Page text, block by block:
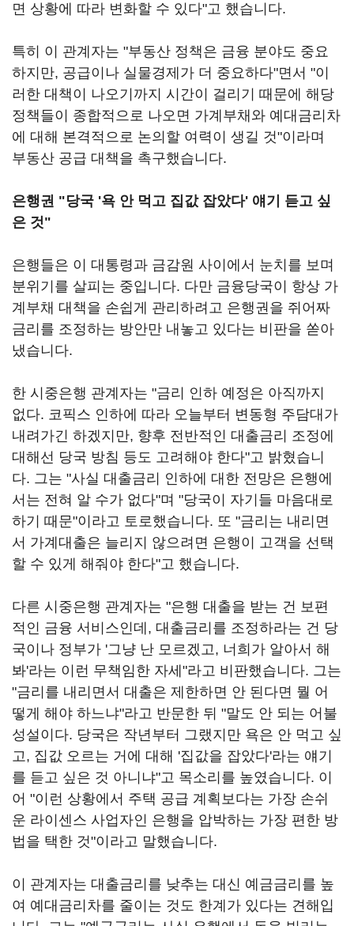
면 상황에 따라 변화할 수 있다"고 했습니다.
특히 이 관계자는 "부동산 정책은 금융 분야도 중요
하지만, 공급이나 실물경제가 더 중요하다"면서 "이
러한 대책이 나오기까지 시간이 걸리기 때문에 해당
정책들이 종합적으로 나오면 가계부채와 예대금리차
에 대해 본격적으로 논의할 여력이 생길 것"이라며
부동산 공급 대책을 촉구했습니다.
은행권 "당국 '욕 안 먹고 집값 잡았다' 얘기 듣고 싶
은 것"
은행들은 이 대통령과 금감원 사이에서 눈치를 보며
분위기를 살피는 중입니다. 다만 금융당국이 항상 가
계부채 대책을 손쉽게 관리하려고 은행권을 쥐어짜
금리를 조정하는 방안만 내놓고 있다는 비판을 쏟아
냈습니다.
한 시중은행 관계자는 "금리 인하 예정은 아직까지
없다. 코픽스 인하에 따라 오늘부터 변동형 주담대가
내려가긴 하겠지만, 향후 전반적인 대출금리 조정에
대해선 당국 방침 등도 고려해야 한다"고 밝혔습니
다. 그는 "사실 대출금리 인하에 대한 전망은 은행에
서는 전혀 알 수가 없다"며 "당국이 자기들 마음대로
하기 때문"이라고 토로했습니다. 또 "금리는 내리면
서 가계대출은 늘리지 않으려면 은행이 고객을 선택
할 수 있게 해줘야 한다"고 했습니다.
다른 시중은행 관계자는 "은행 대출을 받는 건 보편
적인 금융 서비스인데, 대출금리를 조정하라는 건 당
국이나 정부가 '그냥 난 모르겠고, 너희가 알아서 해
봐'라는 이런 무책임한 자세"라고 비판했습니다. 그는
"금리를 내리면서 대출은 제한하면 안 된다면 뭘 어
떻게 해야 하느냐"라고 반문한 뒤 "말도 안 되는 어불
성설이다. 당국은 작년부터 그랬지만 욕은 안 먹고 싶
고, 집값 오르는 거에 대해 '집값을 잡았다'라는 얘기
를 듣고 싶은 것 아니냐"고 목소리를 높였습니다. 이
어 "이런 상황에서 주택 공급 계획보다는 가장 손쉬
운 라이센스 사업자인 은행을 압박하는 가장 편한 방
법을 택한 것"이라고 말했습니다.
이 관계자는 대출금리를 낮추는 대신 예금금리를 높
여 예대금리차를 줄이는 것도 한계가 있다는 견해입